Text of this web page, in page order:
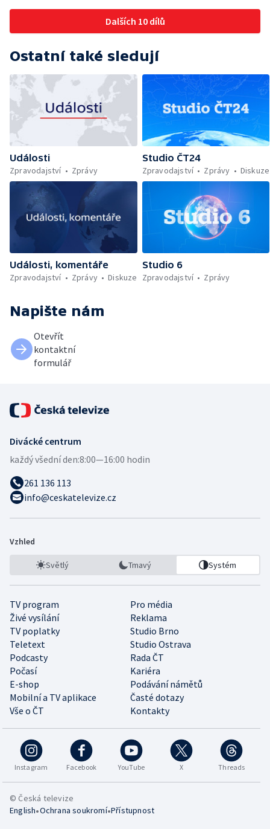
Dalších 10 dílů
Ostatní také sledují
Události
Zpravodajství
Zprávy
Studio ČT24
Zpravodajství
Zprávy Diskuze
Události, komentáře
Zpravodajství
Zprávy Diskuze
Studio 6
Zpravodajství
Zprávy
Napište nám
Otevřít
kontaktní
formulář
Divácké centrum
každý všední den:8:00—16:00 hodin
261 136 113
info@ceskatelevize.cz
Vzhled
Světlý Tmavý Systém
TV program
Pro média
Živé vysílání
Reklama
TV poplatky
Studio Brno
Teletext
Studio Ostrava
Podcasty
Rada ČT
Počasí
Kariéra
E-shop
Podávání námětů
Mobilní a TV aplikace
Časté dotazy
Vše o ČT
Kontakty
Instagram Facebook YouTube X Threads
© Česká televize
English•Ochrana soukromí•Přístupnost